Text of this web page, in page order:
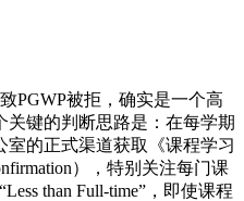
PGWP被拒，确实是一个高
键的判断思路是：在每学期
的正式渠道获取《课程学习
），特别关注每门课
than Full-time”，即使课程